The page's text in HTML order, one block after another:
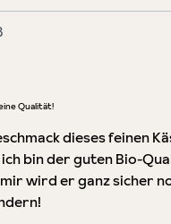
von 5 Sternen
Qualität!
dieses feinen
bin der guten Bio-
wird er ganz sicher